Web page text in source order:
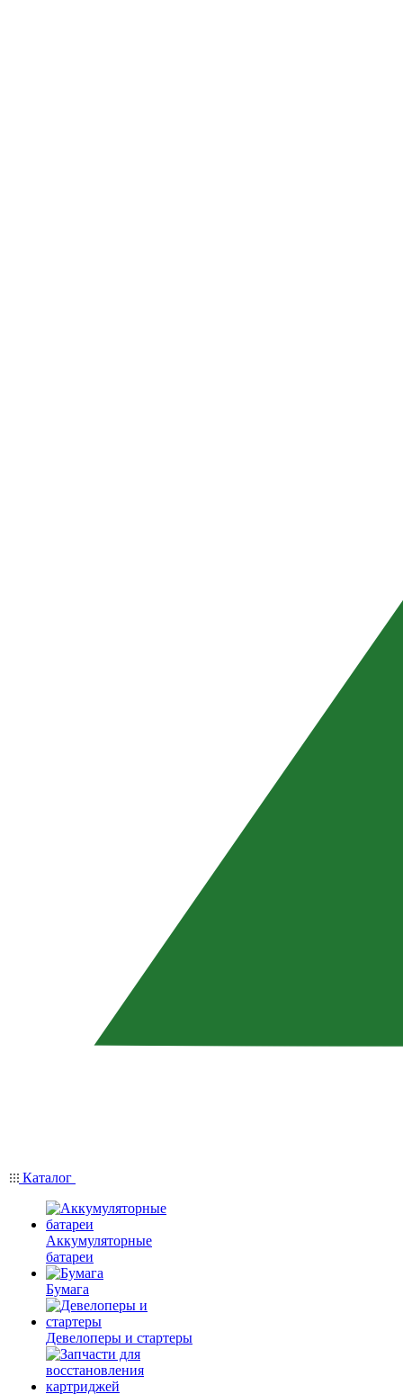
Каталог
Аккумуляторные
батареи
Бумага
Девелоперы и стартеры